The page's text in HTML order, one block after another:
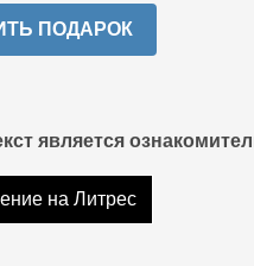
ПОДАРОК
является
на Литрес